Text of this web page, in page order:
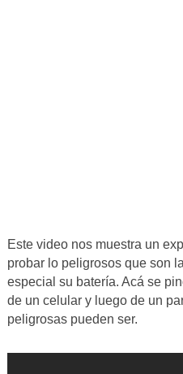
Este video nos muestra un
probar lo peligrosos que son
especial su batería. Acá se
de un celular y luego de un
peligrosas pueden ser.